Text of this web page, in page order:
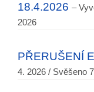
18.4.2026 –
2026
PŘERUŠENÍ
4. 2026 / Svěšeno